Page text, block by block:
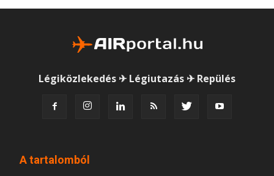
Légiközlekedés ✈ Légiutazás ✈ Repülés
A tartalomból